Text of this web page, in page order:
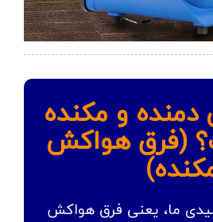
و مکنده
(فرق هواکش
ما، یعنی فرق هواکش